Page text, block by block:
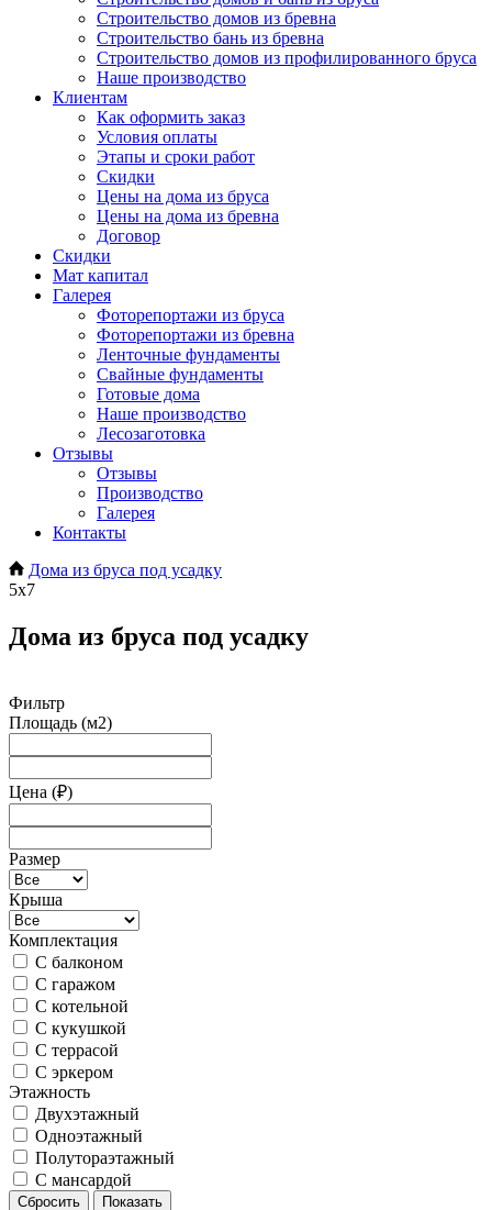
Строительство домов из бревна
Строительство бань из бревна
Строительство домов из профилированного бруса
Наше производство
Клиентам
Как оформить заказ
Условия оплаты
Этапы и сроки работ
Скидки
Цены на дома из бруса
Цены на дома из бревна
Договор
Скидки
Мат капитал
Галерея
Фоторепортажи из бруса
Фоторепортажи из бревна
Ленточные фундаменты
Свайные фундаменты
Готовые дома
Наше производство
Лесозаготовка
Отзывы
Отзывы
Производство
Галерея
Контакты
Дома из бруса под усадку
5x7
Дома из бруса под усадку
Фильтр
Площадь (м2)
Цена (₽)
Размер
Крыша
Комплектация
С балконом
С гаражом
С котельной
С кукушкой
С террасой
С эркером
Этажность
Двухэтажный
Одноэтажный
Полутораэтажный
С мансардой
Сбросить Показать